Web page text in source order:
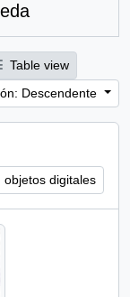
Table view
Descendente
objetos digitales